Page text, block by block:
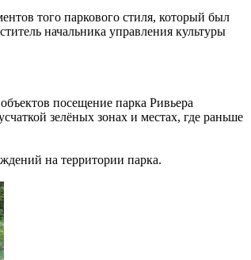
того паркового стиля, который был
начальника управления культуры
посещение парка Ривьера
зелёных зонах и местах, где раньше
на территории парка.